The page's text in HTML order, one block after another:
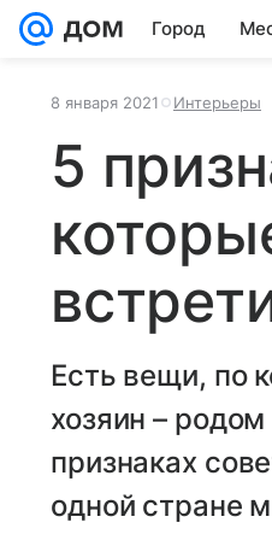
Город
8 января 2021 Интерьеры
5
Есть вещи, по
хозяин –
признаках
одной стране